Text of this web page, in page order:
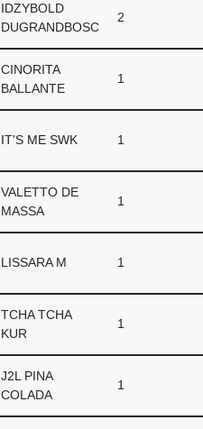
IDZYBOLD
DUGRANDBOSC
2
CINORITA
BALLANTE
1
IT'S ME SWK 1
VALETTO DE
MASSA
1
LISSARA M 1
TCHA TCHA
KUR
1
J2L PINA
COLADA
1